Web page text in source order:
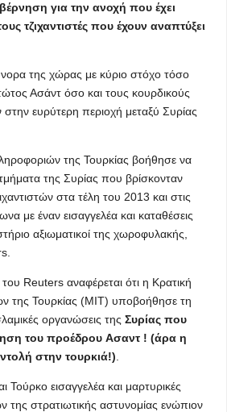
για την ανοχή που έχει
τζιχαντιστές που έχουν αναπτύξει
της χώρας με κύριο στόχο τόσο
Ασάντ όσο και τους κουρδικούς
ευρύτερη περιοχή μεταξύ Συρίας
της Τουρκίας βοήθησε να
της Συρίας που βρίσκονταν
στα τέλη του 2013 και στις
με έναν εισαγγελέα και καταθέσεις
αξιωματικοί της χωροφυλακής,
Reuters αναφέρεται ότι η Κρατική
της Τουρκίας (ΜΙΤ) υποβοήθησε τη
οργανώσεις της Συρίας που
του προέδρου Aσαντ ! (άρα η
στην τουρκιά!)
Τούρκο εισαγγελέα και μαρτυρικές
της στρατιωτικής αστυνομίας ενώπιον